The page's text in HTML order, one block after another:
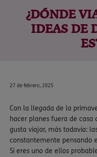
¿DÓNDE
IDEAS DE
27 de febrero, 2025
Con la llegada de la
hacer planes fuera de casa
gusta viajar, más todavía:
constantemente pensando
Si eres uno de ellos